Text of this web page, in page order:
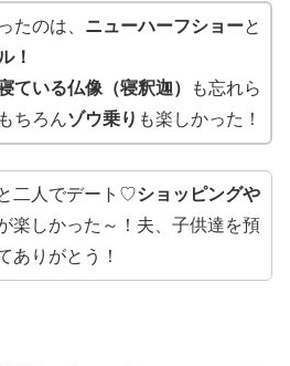
たのは、 ニューハーフショーと
！
ている仏像（寝釈迦）
も忘れら
ちろんゾウ乗り も楽しかった！
二人でデート♡ショッピングや
楽しかった～！夫、子供達を預
ありがとう！